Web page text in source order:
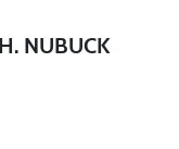
NUBUCK